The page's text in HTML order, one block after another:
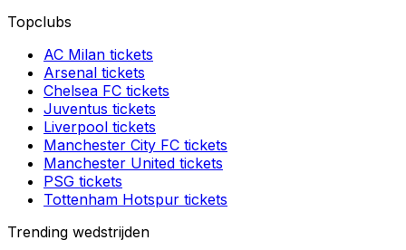
Topclubs
AC Milan tickets
Arsenal tickets
Chelsea FC tickets
Juventus tickets
Liverpool tickets
Manchester City FC tickets
Manchester United tickets
PSG tickets
Tottenham Hotspur tickets
Trending wedstrijden